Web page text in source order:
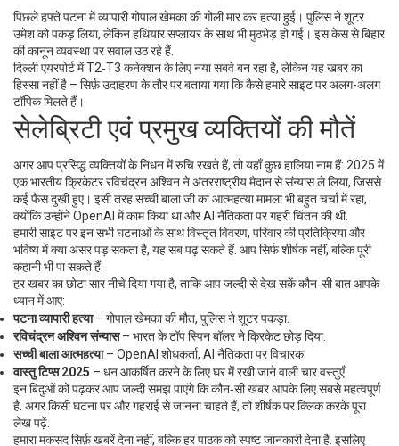
पिछले हफ्ते पटना में व्यापारी गोपाल खेमका की गोली मार कर हत्या हुई। पुलिस ने शूटर
उमेश को पकड़ लिया, लेकिन हथियार सप्लायर के साथ भी मुठभेड़ हो गई। इस केस से बिहार
की कानून व्यवस्था पर सवाल उठ रहे हैं.
दिल्ली एयरपोर्ट में T2‑T3 कनेक्शन के लिए नया सबवे बन रहा है, लेकिन यह खबर का
हिस्सा नहीं है – सिर्फ़ उदाहरण के तौर पर बताया गया कि कैसे हमारे साइट पर अलग-अलग
टॉपिक मिलते हैं।
सेलेब्रिटी एवं प्रमुख व्यक्तियों की मौतें
अगर आप प्रसिद्ध व्यक्तियों के निधन में रुचि रखते हैं, तो यहाँ कुछ हालिया नाम हैं: 2025 में
एक भारतीय क्रिकेटर रविचंद्रन अश्विन ने अंतरराष्ट्रीय मैदान से संन्यास ले लिया, जिससे
कई फैंस दुखी हुए। इसी तरह सच्ची बाला जी का आत्महत्या मामला भी बहुत चर्चा में रहा,
क्योंकि उन्होंने OpenAI में काम किया था और AI नैतिकता पर गहरी चिंतन की थी.
हमारी साइट पर इन सभी घटनाओं के साथ विस्तृत विवरण, परिवार की प्रतिक्रिया और
भविष्य में क्या असर पड़ सकता है, यह सब पढ़ सकते हैं. आप सिर्फ शीर्षक नहीं, बल्कि पूरी
कहानी भी पा सकते हैं.
हर खबर का छोटा सार नीचे दिया गया है, ताकि आप जल्दी से देख सकें कौन‑सी बात आपके
ध्यान में आए:
पटना व्यापारी हत्या– गोपाल खेमका की मौत, पुलिस ने शूटर पकड़ा.
रविचंद्रन अश्विन संन्यास– भारत के टॉप स्पिन बॉलर ने क्रिकेट छोड़ दिया.
सच्ची बाला आत्महत्या– OpenAI शोधकर्ता, AI नैतिकता पर विचारक.
वास्तु टिप्स 2025 – धन आकर्षित करने के लिए घर में रखी जाने वाली चार वस्तुएँ.
इन बिंदुओं को पढ़कर आप जल्दी समझ पाएंगे कि कौन‑सी खबर आपके लिए सबसे महत्वपूर्ण
है. अगर किसी घटना पर और गहराई से जानना चाहते हैं, तो शीर्षक पर क्लिक करके पूरा
लेख पढ़ें.
हमारा मकसद सिर्फ़ खबरें देना नहीं, बल्कि हर पाठक को स्पष्ट जानकारी देना है. इसलिए